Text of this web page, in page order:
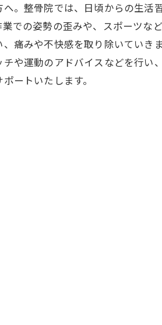
。整骨院では、日頃からの生
での姿勢の歪みや、スポーツ
痛みや不快感を取り除いていき
や運動のアドバイスなどを行
ートいたします。